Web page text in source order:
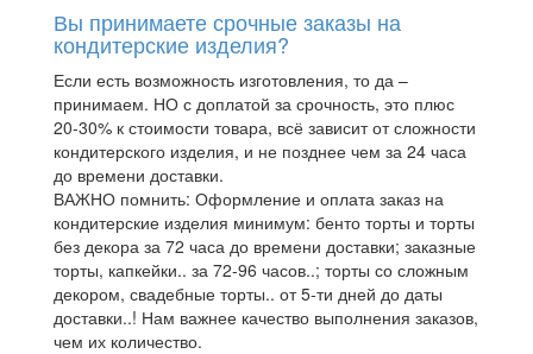
Вы принимаете срочные заказы на
кондитерские изделия?
Если есть возможность изготовления, то да –
принимаем. НО с доплатой за срочность, это плюс
20-30% к стоимости товара, всё зависит от сложности
кондитерского изделия, и не позднее чем за 24 часа
до времени доставки.
ВАЖНО помнить: Оформление и оплата заказ на
кондитерские изделия минимум: бенто торты и торты
без декора за 72 часа до времени доставки; заказные
торты, капкейки.. за 72-96 часов..; торты со сложным
декором, свадебные торты.. от 5-ти дней до даты
доставки..! Нам важнее качество выполнения заказов,
чем их количество.